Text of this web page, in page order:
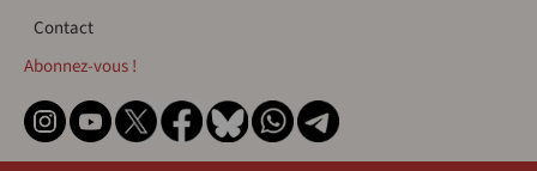
Contact
Contact
Abonnez-vous !